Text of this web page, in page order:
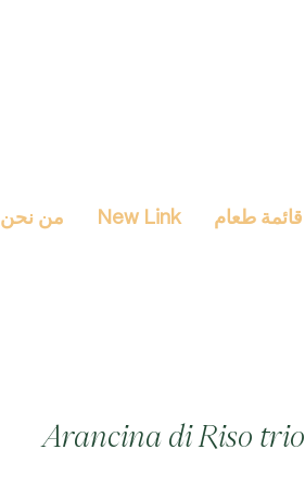
من نحن New Link قائمة طعام
Arancina di Riso trio